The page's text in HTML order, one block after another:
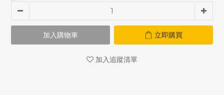
加入購物車 立即購買
加入追蹤清單